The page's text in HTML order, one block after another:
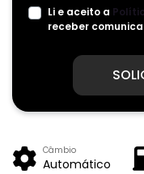
Li e aceito a
receber
Câmbio
Automático